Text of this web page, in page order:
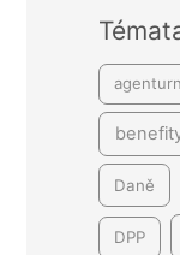
Daně
DPP